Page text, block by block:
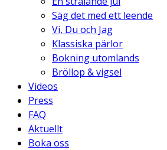
Säg det med ett leende
Vi, Du och Jag
Klassiska pärlor
Bokning utomlands
Bröllop & vigsel
Videos
Press
FAQ
Aktuellt
Boka oss